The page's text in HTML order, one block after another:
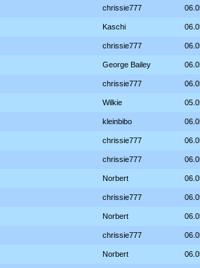
chrissie777
Kaschi
chrissie777
George Bailey
chrissie777
Wilkie
kleinbibo
chrissie777
chrissie777
Norbert
chrissie777
Norbert
chrissie777
Norbert